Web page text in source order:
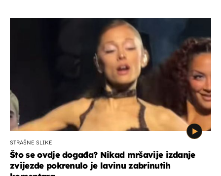
STRAŠNE SLIKE
Što se ovdje događa? Nikad mršavije izdanje
zvijezde pokrenulo je lavinu zabrinutih